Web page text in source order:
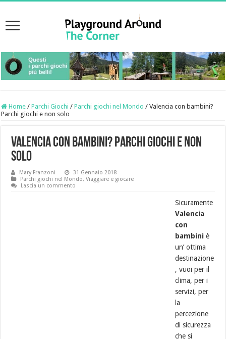
Home / Parchi Giochi / Parchi giochi nel Mondo / Valencia con bambini?
Parchi giochi e non solo
Valencia con bambini? Parchi giochi e non
solo
Mary Franzoni
31 Gennaio 2018
Parchi giochi nel Mondo,Viaggiare e giocare
Lascia un commento
Sicuramente
Valencia
con
bambini è
un’ ottima
destinazione
, vuoi per il
clima, per i
servizi, per
la
percezione
di sicurezza
che si